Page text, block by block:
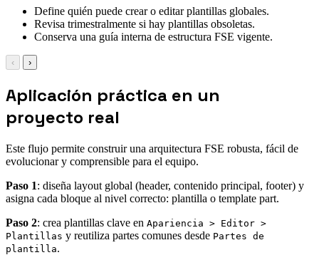
Define quién puede crear o editar plantillas globales.
Revisa trimestralmente si hay plantillas obsoletas.
Conserva una guía interna de estructura FSE vigente.
‹ ›
Aplicación práctica en un
proyecto real
Este flujo permite construir una arquitectura FSE robusta, fácil de
evolucionar y comprensible para el equipo.
Paso 1: diseña layout global (header, contenido principal, footer) y
asigna cada bloque al nivel correcto: plantilla o template part.
Paso 2: crea plantillas clave en Apariencia > Editor >
Plantillas y reutiliza partes comunes desde Partes de
plantilla.